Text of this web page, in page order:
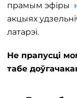
прамым эфіры
акцыях
латарэі.
Не прапусці
табе